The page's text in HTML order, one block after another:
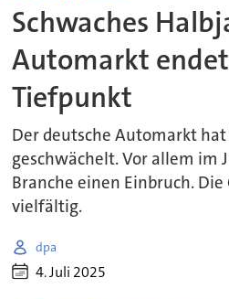
Schwaches
Automarkt
Tiefpunkt
Der deutsche Automarkt
geschwächelt. Vor allem im
Branche einen Einbruch.
vielfältig.
dpa
4. Juli 2025